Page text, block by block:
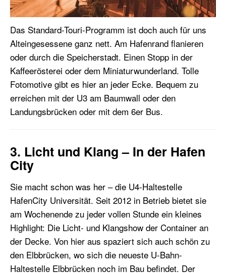
Das Standard-Touri-Programm ist doch auch für uns
Alteingesessene ganz nett. Am Hafenrand flanieren
oder durch die Speicherstadt. Einen Stopp in der
Kaffeerösterei oder dem Miniaturwunderland. Tolle
Fotomotive gibt es hier an jeder Ecke. Bequem zu
erreichen mit der U3 am Baumwall oder den
Landungsbrücken oder mit dem 6er Bus.
3. Licht und Klang – In der Hafen
City
Sie macht schon was her – die U4-Haltestelle
HafenCity Universität. Seit 2012 in Betrieb bietet sie
am Wochenende zu jeder vollen Stunde ein kleines
Highlight: Die Licht- und Klangshow der Container an
der Decke. Von hier aus spaziert sich auch schön zu
den Elbbrücken, wo sich die neueste U-Bahn-
Haltestelle Elbbrücken noch im Bau befindet. Der